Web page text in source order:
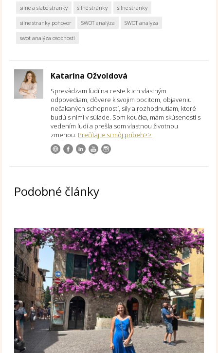
silne a slabe stranky silné stránky silne stranky
silne stranky pohovor SWOT analýza SWOT analyza
swot analýza osobnosti
Katarína Ožvoldová
Sprevádzam ľudí na ceste k ich vlastným
odpovediam, dôvere k svojim pocitom, objaveniu
nečakaných schopností, sily a rozhodnutiam, ktoré
budú s nimi v súlade. Som koučka, mám skúsenosti s
vedením ľudí a prešla som vlastnou životnou
zmenou. Prečítajte si môj príbeh>>
Podobné články